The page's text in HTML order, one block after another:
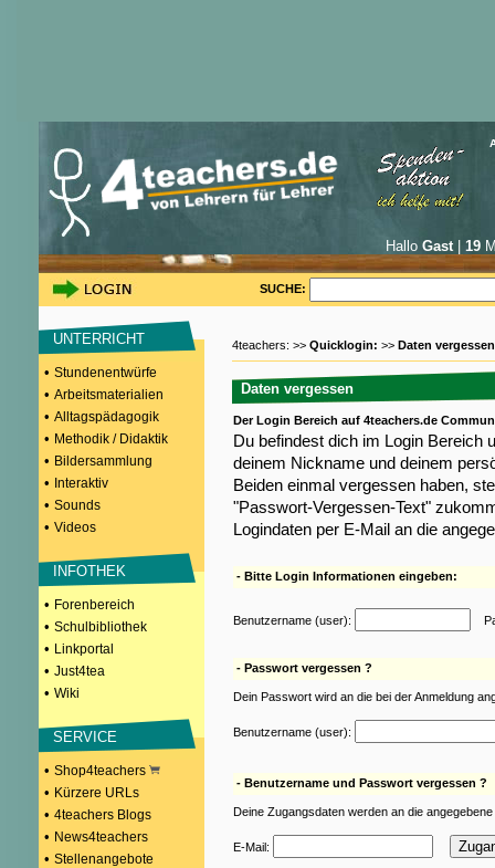
Hallo Gast| 19
SUCHE:
UNTERRICHT
• Stundenentwürfe
• Arbeitsmaterialien
• Alltagspädagogik
• Methodik / Didaktik
• Bildersammlung
• Interaktiv
• Sounds
• Videos
INFOTHEK
• Forenbereich
• Schulbibliothek
• Linkportal
• Just4tea
• Wiki
SERVICE
• Shop4teachers
• Kürzere URLs
• 4teachers Blogs
• News4teachers
• Stellenangebote
4teachers: >> Quicklogin: >> Daten vergessen
Daten vergessen
Der Login Bereich auf 4teachers.de
Du befindest dich im Login Bereich
deinem Nickname und deinem
Beiden einmal vergessen haben,
"Passwort-Vergessen-Text"
Logindaten per E-Mail an die
- Bitte Login Informationen eingeben:
Benutzername (user):
- Passwort vergessen ?
Dein Passwort wird an die bei der Anmeldung
Benutzername (user):
- Benutzername und Passwort vergessen ?
Deine Zugangsdaten werden an die
E-Mail: